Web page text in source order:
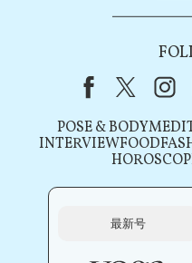
FacebookX（旧
POSE & BODY
INTERVIEWFOOD
最新号